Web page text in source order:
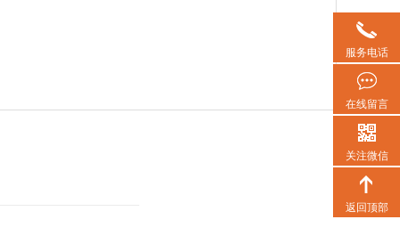
服务电话
在线留言
关注微信
返回顶部